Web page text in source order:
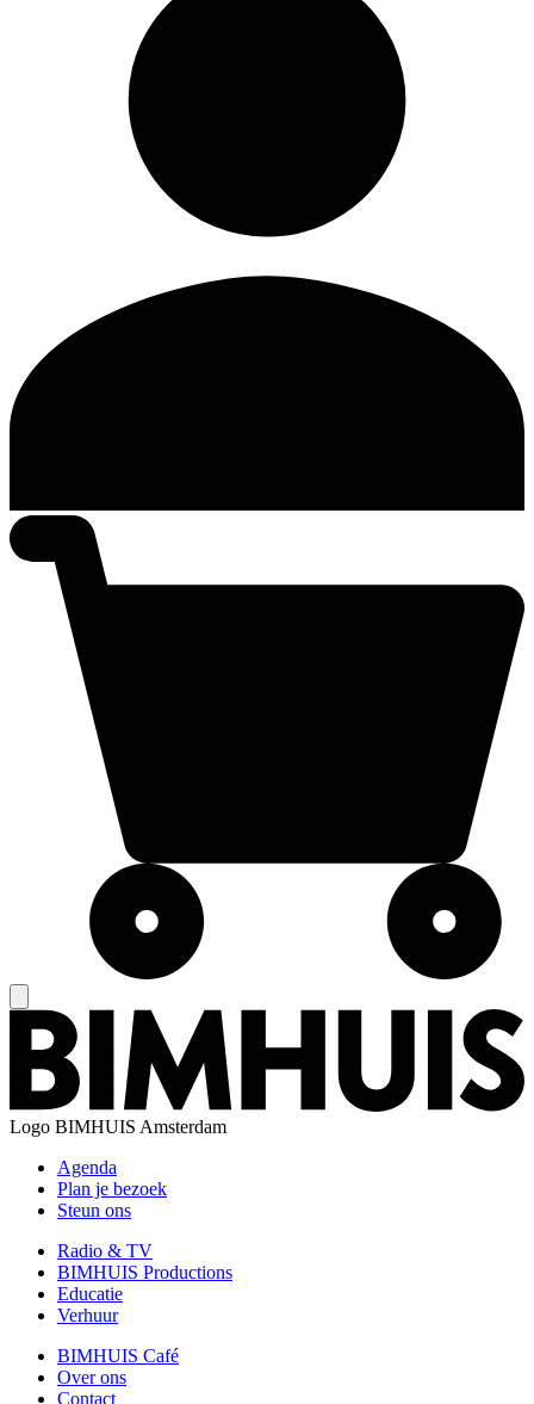
Logo BIMHUIS Amsterdam
Agenda
Plan je bezoek
Steun ons
Radio & TV
BIMHUIS Productions
Educatie
Verhuur
BIMHUIS Café
Over ons
Contact